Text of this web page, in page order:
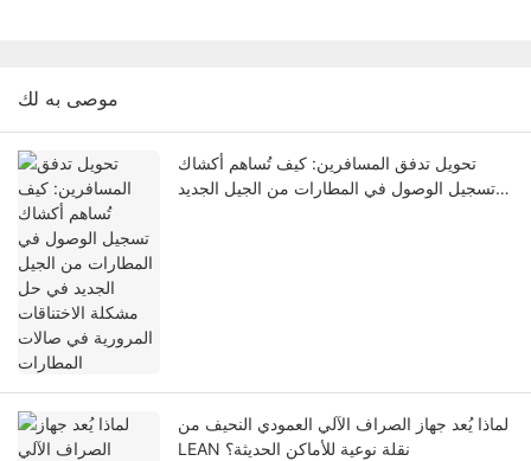
موصى به لك
تحويل تدفق المسافرين: كيف تُساهم أكشاك
تسجيل الوصول في المطارات من الجيل الجديد
لماذا يُعد جهاز الصراف الآلي العمودي النحيف من
LEAN نقلة نوعية للأماكن الحديثة؟